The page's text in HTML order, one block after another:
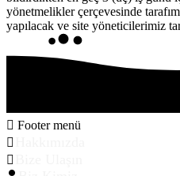
yönetmelikler çerçevesinde
yapılacak ve site yöneticilerimiz
Footer menü